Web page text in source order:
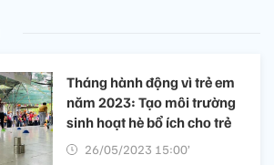
Tháng hành động vì trẻ em
năm 2023: Tạo môi trường
sinh hoạt hè bổ ích cho trẻ
26/05/2023 15:00’